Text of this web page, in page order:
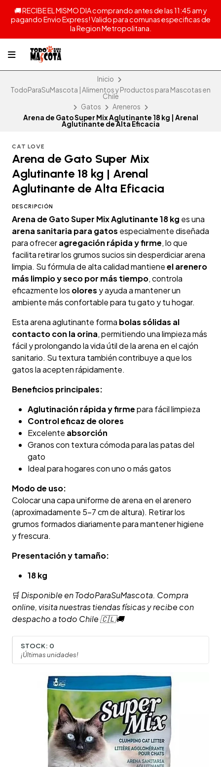
🚚 RECIBE EL MISMO DIA comprando antes de las 11:45 am y
pagando Envio Express! Valido para comunas especificas de
la Region Metropolitana.
Inicio
TodoParaSuMascota | Alimentos y Productos para Mascotas en
Chile
Gatos
Areneros
Arena de Gato Super Mix Aglutinante 18 kg | Arenal
Aglutinante de Alta Eficacia
CAT LOVE
Arena de Gato Super Mix
Aglutinante 18 kg | Arenal
Aglutinante de Alta Eficacia
DESCRIPCIÓN
Arena de Gato Super Mix Aglutinante 18 kg es una
arena sanitaria para gatos especialmente diseñada
para ofreceragregación rápida y firme, lo que
facilita retirar los grumos sucios sin desperdiciar arena
limpia. Su fórmula de alta calidad mantieneel arenero
más limpio y seco por más tiempo, controla
eficazmente los olores y ayuda a mantener un
ambiente más confortable para tu gato y tu hogar.
Esta arena aglutinante forma bolas sólidas al
contacto con la orina, permitiendo una limpieza más
fácil y prolongando la vida útil de la arena en el cajón
sanitario. Su textura también contribuye a que los
gatos la acepten rápidamente.
Beneficios principales:
Aglutinación rápida y firmepara fácil limpieza
Control eficaz de olores
Excelente absorción
Granos con textura cómoda para las patas del
gato
Ideal para hogares con uno o más gatos
Modo de uso:
Colocar una capa uniforme de arena en el arenero
(aproximadamente 5–7 cm de altura). Retirar los
grumos formados diariamente para mantener higiene
y frescura.
Presentación y tamaño:
18 kg
🛒 Disponible en TodoParaSuMascota. Compra
online, visita nuestras tiendas físicas y recibe con
despacho a todo Chile 🇨🇱🚚
STOCK: 0
¡Últimas unidades!